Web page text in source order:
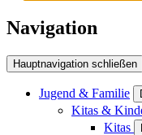
Navigation
Hauptnavigation schließen
Jugend & Familie
Kitas &
Kitas